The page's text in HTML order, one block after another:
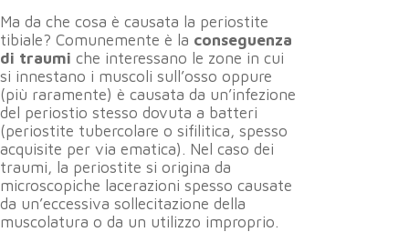
Ma da che cosa è causata la periostite
tibiale? Comunemente è la conseguenza
di traumi che interessano le zone in cui
si innestano i muscoli sull’osso oppure
(più raramente) è causata da un’infezione
del periostio stesso dovuta a batteri
(periostite tubercolare o sifilitica, spesso
acquisite per via ematica). Nel caso dei
traumi, la periostite si origina da
microscopiche lacerazioni spesso causate
da un’eccessiva sollecitazione della
muscolatura o da un utilizzo improprio.